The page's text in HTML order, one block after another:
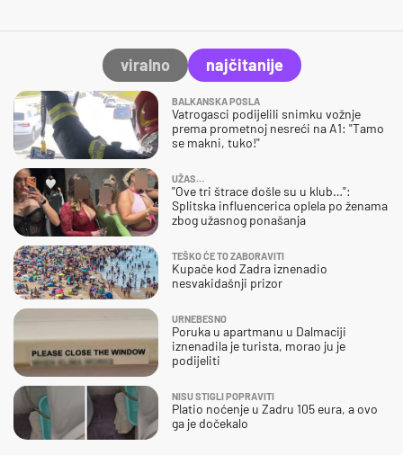
viralno najčitanije
BALKANSKA POSLA
Vatrogasci podijelili snimku vožnje
prema prometnoj nesreći na A1: "Tamo
se makni, tuko!"
UŽAS…
"Ove tri štrace došle su u klub…":
Splitska influencerica oplela po ženama
zbog užasnog ponašanja
TEŠKO ĆE TO ZABORAVITI
Kupače kod Zadra iznenadio
nesvakidašnji prizor
URNEBESNO
Poruka u apartmanu u Dalmaciji
iznenadila je turista, morao ju je
podijeliti
NISU STIGLI POPRAVITI
Platio noćenje u Zadru 105 eura, a ovo
ga je dočekalo